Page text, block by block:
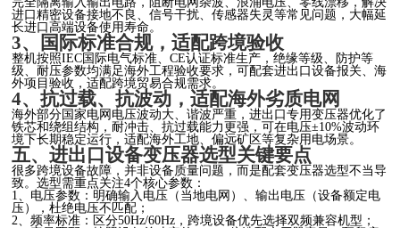
进口精密设备接地不良、信号干扰、传感器失灵等常见问题，大幅延
长进口高端设备使用寿命。
3、国际标准合规，适配跨境验收
整机按照IEC国际电气标准、CE认证标准生产，绝缘等级、防护等
级、耐压参数均满足海外工程验收要求，可配套进出口设备报关、海
外项目验收，适配跨境贸易合规需求。
4、抗过载、抗波动，适配海外劣质电网
海外部分国家电网电压波动大、谐波严重，进出口专用变压器优化了
铁芯和绕组结构，耐冲击、抗过载能力更强，可在电压±10%波动环
境下长期稳定运行，适配海外工地、偏远矿区等复杂用电场景。
五、进出口设备变压器选型关键要点
很多跨境设备故障，并非设备质量问题，而是配套变压器选型不当导
致。选型需重点关注4个核心参数：
1、电压参数：明确输入电压（当地电网）、输出电压（设备额定电
压），杜绝电压不匹配；
2、频率标准：区分50Hz/60Hz，跨境设备优先选择双频兼容机型；